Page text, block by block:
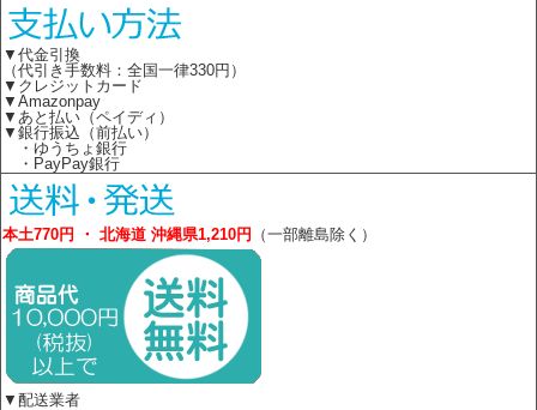
▼代金引換
（代引き手数料：全国一律330円）
▼クレジットカード
▼Amazonpay
▼あと払い（ペイディ）
▼銀行振込（前払い）
・ゆうちょ銀行
・PayPay銀行
本土770円 ・ 北海道 沖縄県1,210円 （一部離島除く）
▼配送業者